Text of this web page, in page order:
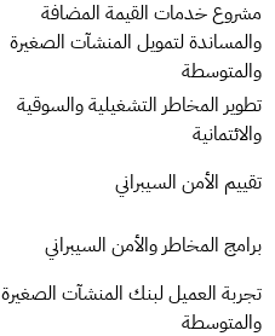
مشروع خدمات القيمة المضافة
والمساندة لتمويل المنشآت الصغيرة
والمتوسطة
تطوير المخاطر التشغيلية والسوقية
والائتمانية
تقييم الأمن السيبراني
برامج المخاطر والأمن السيبراني
تجربة العميل لبنك المنشآت الصغيرة
والمتوسطة